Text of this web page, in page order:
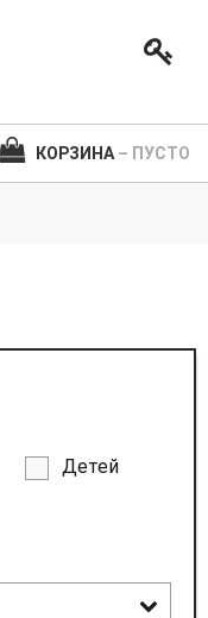
КОРЗИНА – ПУСТО
Детей